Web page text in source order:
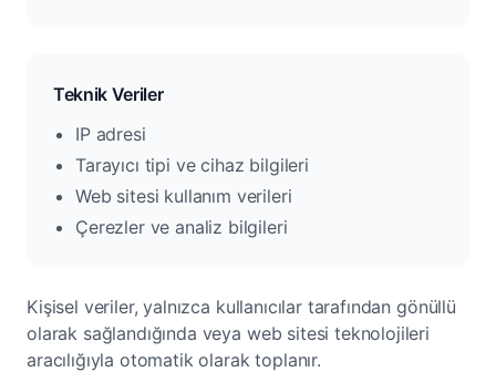
Teknik Veriler
IP adresi
Tarayıcı tipi ve cihaz bilgileri
Web sitesi kullanım verileri
Çerezler ve analiz bilgileri
Kişisel veriler, yalnızca kullanıcılar tarafından gönüllü
olarak sağlandığında veya web sitesi teknolojileri
aracılığıyla otomatik olarak toplanır.